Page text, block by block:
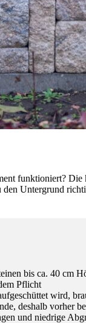
funktioniert?
Untergrund
bis ca. 40 cm
Pflicht
wird,
deshalb vorher
und niedrige